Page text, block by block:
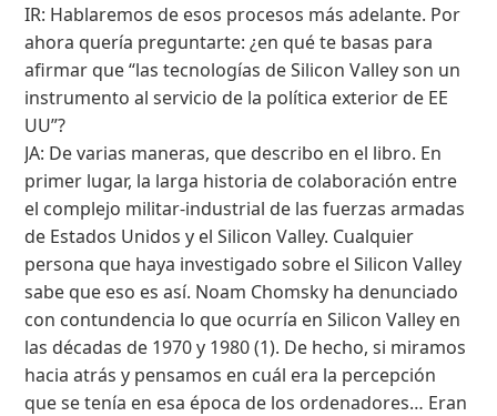
IR: Hablaremos de esos procesos más adelante. Por
ahora quería preguntarte: ¿en qué te basas para
afirmar que “las tecnologías de Silicon Valley son un
instrumento al servicio de la política exterior de EE
UU”?
JA: De varias maneras, que describo en el libro. En
primer lugar, la larga historia de colaboración entre
el complejo militar-industrial de las fuerzas armadas
de Estados Unidos y el Silicon Valley. Cualquier
persona que haya investigado sobre el Silicon Valley
sabe que eso es así. Noam Chomsky ha denunciado
con contundencia lo que ocurría en Silicon Valley en
las décadas de 1970 y 1980 (1). De hecho, si miramos
hacia atrás y pensamos en cuál era la percepción
que se tenía en esa época de los ordenadores… Eran